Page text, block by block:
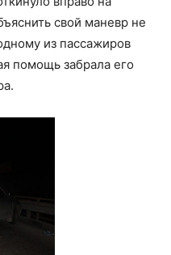
свой маневр не
из пассажиров
помощь забрала его